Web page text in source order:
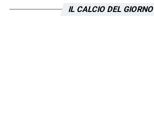
IL CALCIO DEL GIORNO